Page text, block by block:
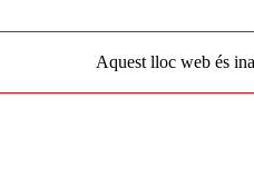
Aquest lloc web és